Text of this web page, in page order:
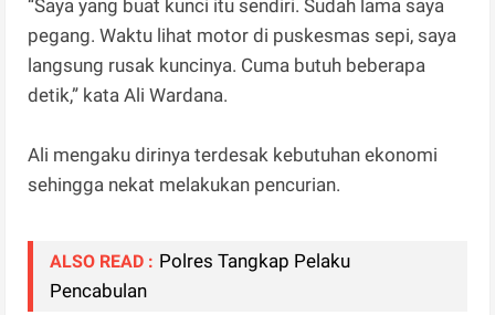
“Saya yang buat kunci itu sendiri. Sudah lama saya
pegang. Waktu lihat motor di puskesmas sepi, saya
langsung rusak kuncinya. Cuma butuh beberapa
detik,” kata Ali Wardana.
Ali mengaku dirinya terdesak kebutuhan ekonomi
sehingga nekat melakukan pencurian.
ALSO READ : Polres Tangkap Pelaku
Pencabulan